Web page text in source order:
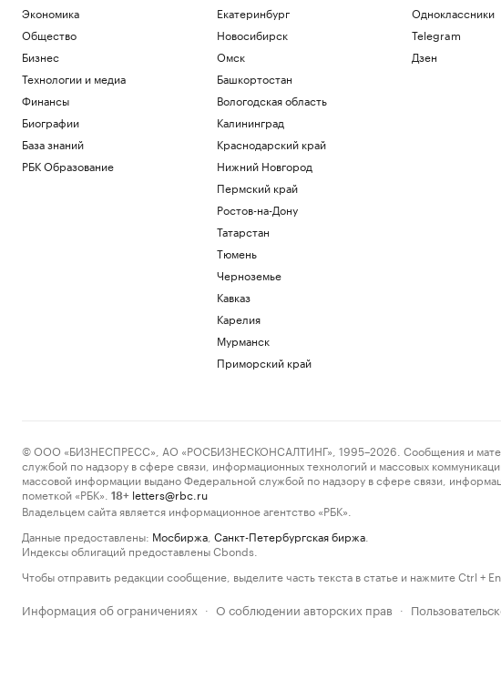
Экономика
Общество
Бизнес
Технологии и медиа
Финансы
Биографии
База знаний
РБК Образование
Екатеринбург
Новосибирск
Омск
Башкортостан
Вологодская область
Калининград
Краснодарский край
Нижний Новгород
Пермский край
Ростов-на-Дону
Татарстан
Тюмень
Черноземье
Кавказ
Карелия
Мурманск
Приморский край
Одноклассники
Telegram
Дзен
© ООО «БИЗНЕСПРЕСС», АО «РОСБИЗНЕСКОНСАЛТИНГ», 1995–2026. Сообщения и
службой по надзору в сфере связи, информационных технологий и массовых
массовой информации выдано Федеральной службой по надзору в сфере связи,
пометкой «РБК».
18+ letters@rbc.ru
Владельцем сайта является информационное агентство «РБК».
Данные предоставлены: Мосбиржа Санкт-Петербургская биржа
Индексы облигаций предоставлены Cbonds.
Чтобы отправить редакции сообщение, выделите часть текста в статье и нажмите Ctrl +
Информация об ограничениях · О соблюдении авторских прав ·